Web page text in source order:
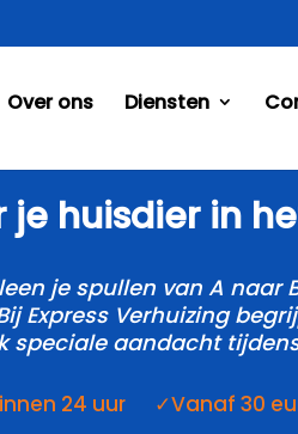
Over ons Diensten
huisdier in
je spullen van A naar
Express Verhuizing
speciale aandacht
24 uur ✓Vanaf 30